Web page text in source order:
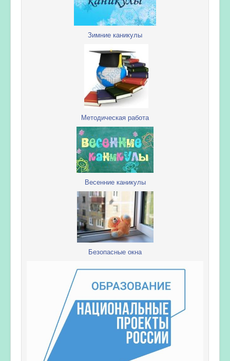
Зимние каникулы
Методическая работа
Весенние каникулы
Безопасные окна